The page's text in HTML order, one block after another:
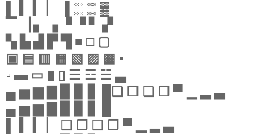
▌ ▍ ▎ ▏ ▐ ░ ▒ ▓
▔ ▕ ▖ ▗ ▝ ▝ ▘ ▞
▚ ▙ ▟ ▛ ▜ ■ □ ▢
▣ ▤ ▥ ▦ ▧ ▨ ▩ ▪
▫ ▬ ▭ ▮ ▯ ☰ ☲ ☱ ▃
▄ ▅ ▆ ▇ ▉ ▊ ▋ █❏ ❐ ❑ ❒ ▀ ▁ ▂ ▃
▄ ▅ ▆ ▇ ▉ ▊ ▋ █
▌ ▍ ▎ ▏ ❏ ❐ ❑ ❒ ▀ ▁ ▂ ▃